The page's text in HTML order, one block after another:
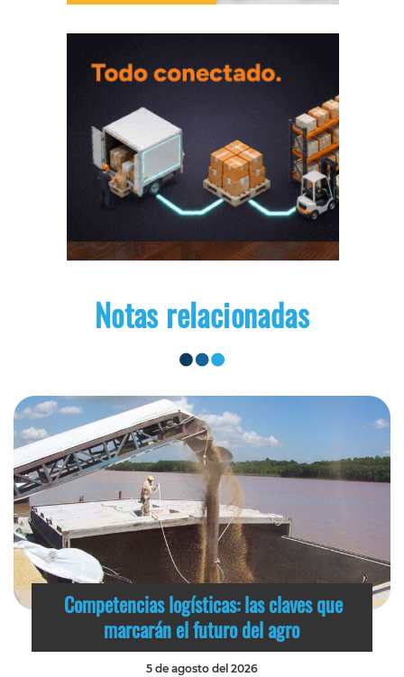
Notas relacionadas
Competencias logísticas: las claves que
marcarán el futuro del agro
5 de agosto del 2026